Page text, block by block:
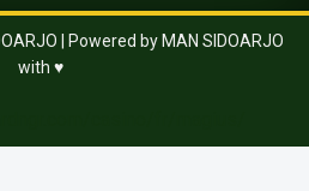
| Powered by MAN SIDOARJO
with ♥